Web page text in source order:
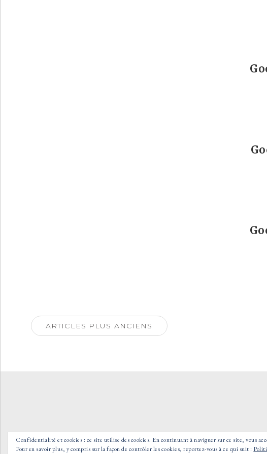
des
articles
ARTICLES PLUS ANCIENS
©
Confidentialité et cookies : ce site utilise des cookies. En continuant à naviguer sur ce site, vous
Pour en savoir plus, y compris sur la façon de contrôler les cookies, reportez-vous à ce qui suit :